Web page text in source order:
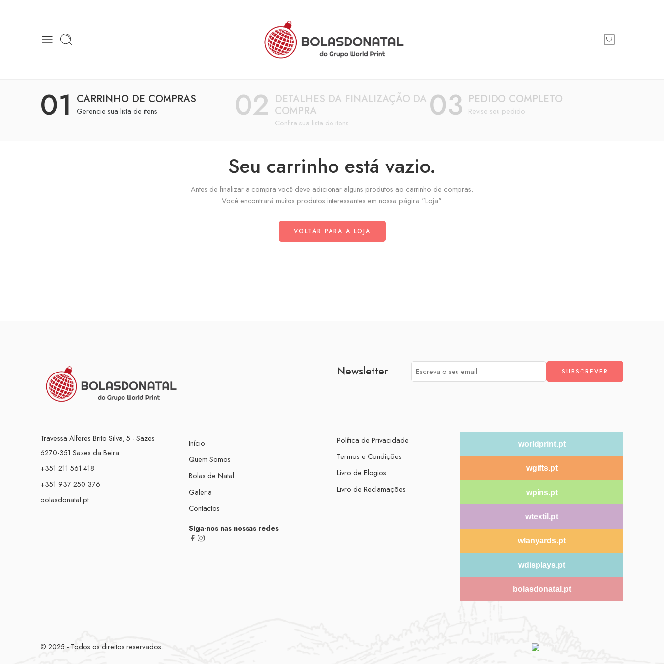
01 CARRINHO DE COMPRAS
Gerencie sua lista de itens 02 DETALHES DA FINALIZAÇÃO DA
COMPRA
Confira sua lista de itens 03 PEDIDO COMPLETO
Revise seu pedido
Seu carrinho está vazio.
Antes de finalizar a compra você deve adicionar alguns produtos ao carrinho de compras.
Você encontrará muitos produtos interessantes em nossa página "Loja".
VOLTAR PARA A LOJA
Travessa Alferes Brito Silva, 5 - Sazes
6270-351 Sazes da Beira
+351 211 561 418
+351 937 250 376
bolasdonatal.pt
Início
Quem Somos
Bolas de Natal
Galeria
Contactos
Siga-nos nas nossas redes
Newsletter
Política de Privacidade
Termos e Condições
Livro de Elogios
Livro de Reclamações
worldprint.pt
wgifts.pt
wpins.pt
wtextil.pt
wlanyards.pt
wdisplays.pt
bolasdonatal.pt
© 2025 - Todos os direitos reservados.